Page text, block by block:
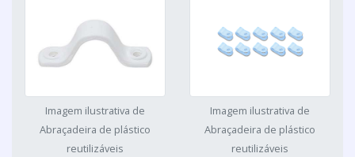
Imagem ilustrativa de
Abraçadeira de plástico
reutilizáveis
Imagem ilustrativa de
Abraçadeira de plástico
reutilizáveis